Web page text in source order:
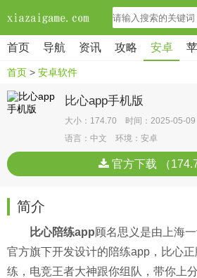
首页 导航 资讯 攻略 安卓
首页 > 安卓软件
比心app手机版
大小：174.70 时间：2025-05-09
语言：中文 环境：安卓
官方下载 （
简介
比心陪练app顾名思义是由上海
官方旗下开发设计的陪练app，比心
练，电竞王者大神跟你组队，带你上